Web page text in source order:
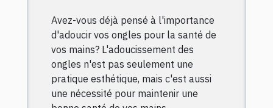
mains
Avez-vous déjà pensé à l'importance
d'adoucir vos ongles pour la santé de
vos mains? L'adoucissement des
ongles n'est pas seulement une
pratique esthétique, mais c'est aussi
une nécessité pour maintenir une